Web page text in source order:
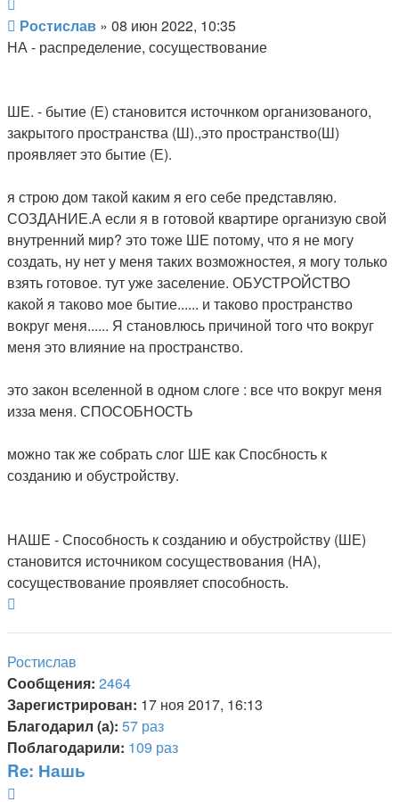
Сообщение
Ростислав » 08 июн 2022, 10:35
НА - распределение, сосуществование
ШЕ. - бытие (Е) становится источнком организованого,
закрытого пространства (Ш).,это пространство(Ш)
проявляет это бытие (Е).
я строю дом такой каким я его себе представляю.
СОЗДАНИЕ.А если я в готовой квартире организую свой
внутренний мир? это тоже ШЕ потому, что я не могу
создать, ну нет у меня таких возможностея, я могу только
взять готовое. тут уже заселение. ОБУСТРОЙСТВО
какой я таково мое бытие...... и таково пространство
вокруг меня...... Я становлюсь причиной того что вокруг
меня это влияние на пространство.
это закон вселенной в одном слоге : все что вокруг меня
изза меня. СПОСОБНОСТЬ
можно так же собрать слог ШЕ как Спосбность к
созданию и обустройству.
НАШЕ - Способность к созданию и обустройству (ШЕ)
становится источником сосуществования (НА),
сосуществование проявляет способность.
Ростислав
Сообщения: 2464
Зарегистрирован: 17 ноя 2017, 16:13
Благодарил (а): 57 раз
Поблагодарили: 109 раз
Re: Нашь